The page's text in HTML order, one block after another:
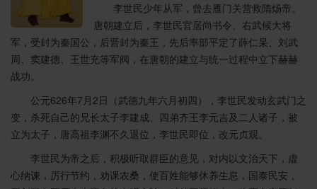
李世民少年从军，曾去雁门关营救隋炀帝。
唐朝建立后，李世民官居尚书令、右武候大将
军，受封为秦国公，后晋封为秦王，先后率部平定了薛仁杲、刘武
周、窦建德、王世充等军阀，在唐朝的建立与统一过程中立下赫赫
战功。
公元626年7月2日（武德九年六月初四），李世民发动玄武门之
变，杀死自己的兄长太子李建成、四弟齐王李元吉及二人诸子，被
立为太子，唐高祖李渊不久退位，李世民即位，改元贞观。
李世民为帝之后，积极听取群臣的意见，对内以文治天下，虚
心纳谏，厉行节约，劝课农桑，使百姓能够休养生息，国泰民安，